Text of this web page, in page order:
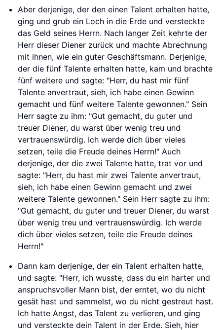
Aber derjenige, der den einen Talent erhalten hatte,
ging und grub ein Loch in die Erde und versteckte
das Geld seines Herrn. Nach langer Zeit kehrte der
Herr dieser Diener zurück und machte Abrechnung
mit ihnen, wie ein guter Geschäftsmann. Derjenige,
der die fünf Talente erhalten hatte, kam und brachte
fünf weitere und sagte: "Herr, du hast mir fünf
Talente anvertraut, sieh, ich habe einen Gewinn
gemacht und fünf weitere Talente gewonnen." Sein
Herr sagte zu ihm: "Gut gemacht, du guter und
treuer Diener, du warst über wenig treu und
vertrauenswürdig. Ich werde dich über vieles
setzen, teile die Freude deines Herrn!" Auch
derjenige, der die zwei Talente hatte, trat vor und
sagte: "Herr, du hast mir zwei Talente anvertraut,
sieh, ich habe einen Gewinn gemacht und zwei
weitere Talente gewonnen." Sein Herr sagte zu ihm:
"Gut gemacht, du guter und treuer Diener, du warst
über wenig treu und vertrauenswürdig. Ich werde
dich über vieles setzen, teile die Freude deines
Herrn!"
Dann kam derjenige, der ein Talent erhalten hatte,
und sagte: "Herr, ich wusste, dass du ein harter und
anspruchsvoller Mann bist, der erntet, wo du nicht
gesät hast und sammelst, wo du nicht gestreut hast.
Ich hatte Angst, das Talent zu verlieren, und ging
und versteckte dein Talent in der Erde. Sieh, hier